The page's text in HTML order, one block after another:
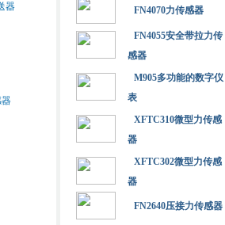
器 FN4070力传感器
FN4055安全带拉力传
感器
M905多功能的数字仪
表
XFTC310微型力传感
器
XFTC302微型力传感
器
FN2640压接力传感器